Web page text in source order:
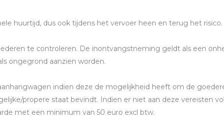
huurtijd, dus ook tijdens het vervoer heen en terug het risico.
te controleren. De inontvangstneming geldt als een
ongegrond aanzien worden.
indien deze de mogelijkheid heeft om de
propere staat bevindt. Indien er niet aan deze vereisten
met een minimum van 50 euro excl btw.